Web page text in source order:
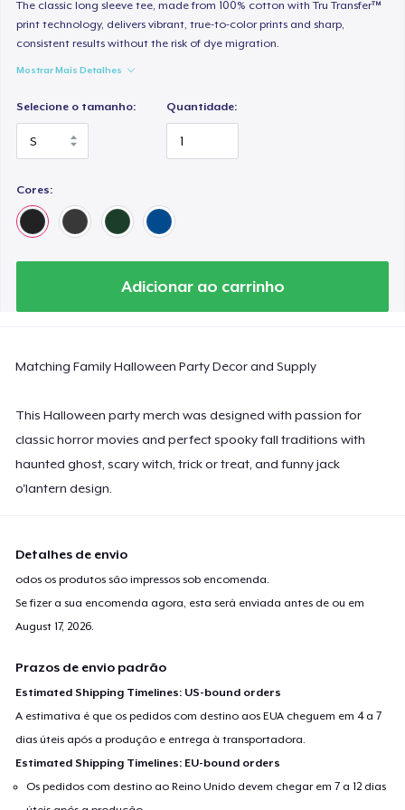
The classic long sleeve tee, made from 100% cotton with Tru Transfer™
print technology, delivers vibrant, true-to-color prints and sharp,
consistent results without the risk of dye migration.
Mostrar Mais Detalhes
Selecione o tamanho: Quantidade:
Cores:
Adicionar ao carrinho
Matching Family Halloween Party Decor and Supply
This Halloween party merch was designed with passion for
classic horror movies and perfect spooky fall traditions with
haunted ghost, scary witch, trick or treat, and funny jack
o'lantern design.
Detalhes de envio
odos os produtos são impressos sob encomenda.
Se fizer a sua encomenda agora, esta será enviada antes de ou em
August 17, 2026.
Prazos de envio padrão
Estimated Shipping Timelines: US-bound orders
A estimativa é que os pedidos com destino aos EUA cheguem em 4 a 7
dias úteis após a produção e entrega à transportadora.
Estimated Shipping Timelines: EU-bound orders
Os pedidos com destino ao Reino Unido devem chegar em 7 a 12 dias
Heavy Tee
US$ 44,99
Tru transfer Printed Premium Tee
Tru Transfer Printed Classic Tee
US$ 24,99
Classic Long Sleeve Tee
US$ 24,99